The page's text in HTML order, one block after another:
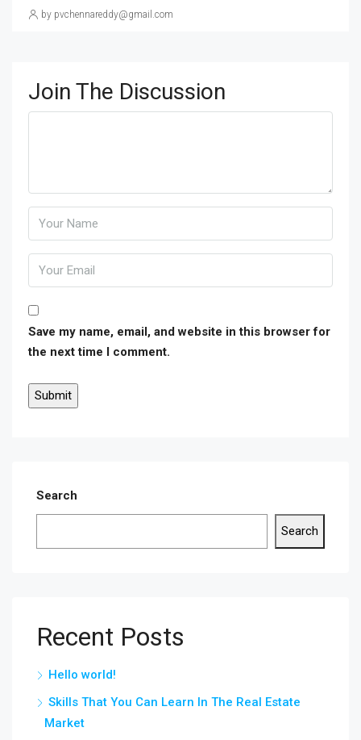
by pvchennareddy@gmail.com
Join The Discussion
Save my name, email, and website in this browser for
the next time I comment.
Search
Search
Recent Posts
Hello world!
Skills That You Can Learn In The Real Estate
Market